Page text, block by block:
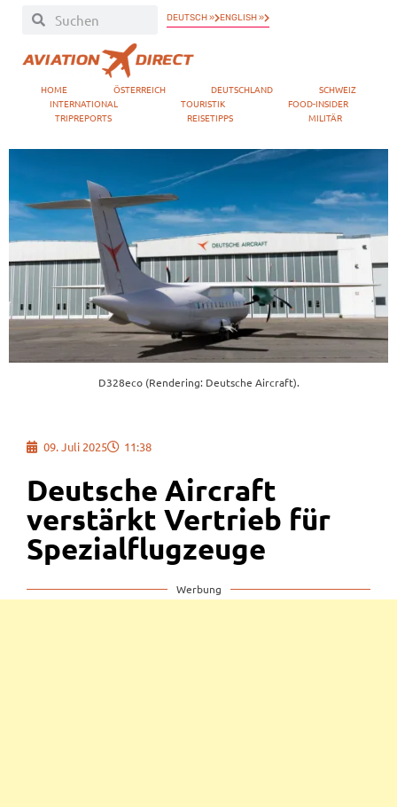
DEUTSCH » ENGLISH »
HOME ÖSTERREICH DEUTSCHLAND
SCHWEIZ
INTERNATIONAL
TOURISTIK
FOOD-INSIDER
TRIPREPORTS
REISETIPPS MILITÄR
D328eco (Rendering: Deutsche Aircraft).
09. Juli 2025 11:38
Deutsche Aircraft
verstärkt Vertrieb für
Spezialflugzeuge
Werbung